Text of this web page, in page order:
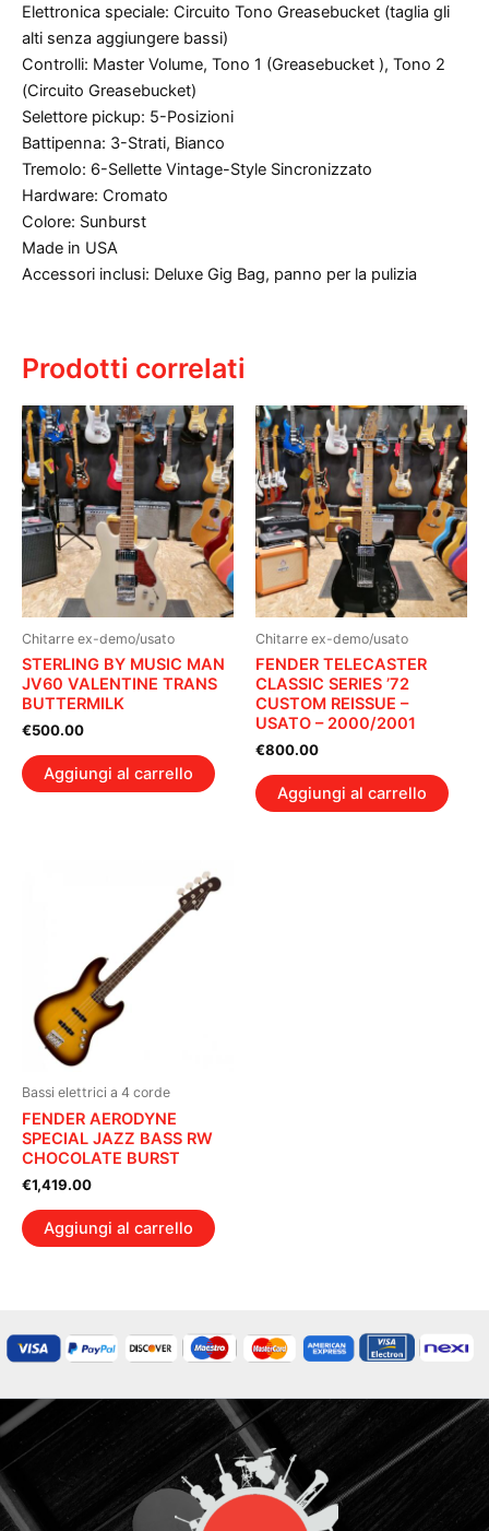
Elettronica speciale: Circuito Tono Greasebucket (taglia gli
alti senza aggiungere bassi)
Controlli: Master Volume, Tono 1 (Greasebucket ), Tono 2
(Circuito Greasebucket)
Selettore pickup: 5-Posizioni
Battipenna: 3-Strati, Bianco
Tremolo: 6-Sellette Vintage-Style Sincronizzato
Hardware: Cromato
Colore: Sunburst
Made in USA
Accessori inclusi: Deluxe Gig Bag, panno per la pulizia
Prodotti correlati
Chitarre ex-demo/usato
STERLING BY MUSIC MAN
JV60 VALENTINE TRANS
BUTTERMILK
€500.00
Aggiungi al carrello
Chitarre ex-demo/usato
FENDER TELECASTER
CLASSIC SERIES ’72
CUSTOM REISSUE –
USATO – 2000/2001
€800.00
Aggiungi al carrello
Bassi elettrici a 4 corde
FENDER AERODYNE
SPECIAL JAZZ BASS RW
CHOCOLATE BURST
€1,419.00
Aggiungi al carrello